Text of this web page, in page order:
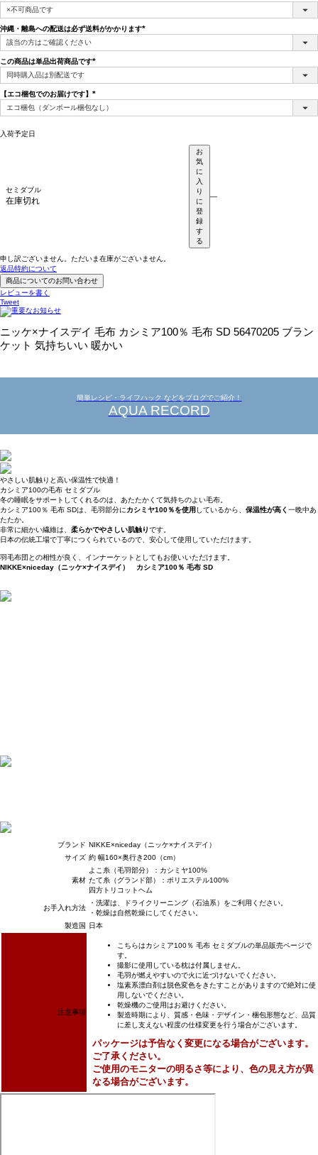
(必
須)
沖縄・離島への配送は必ず送料がかかります
この商品は単品出荷商品です
【エコ梱包でのお届けです】
(必
須)
入荷予定日
セミダブル
在庫切れ
お
気
に
入
り
に
登
録
す
る
—
申し訳ございません。ただいま在庫がございません。
返品特約について
商品についてのお問い合わせ
レビューを書く
Tweet
ニッケ×ナイスデイ 毛布 カシミア100％ 毛布 SD 56470205 ブラン
ケット 気持ちいい 暖かい
簡単レシピ・ライフハック などをブログでご紹介！
AQUA RECORD
やさしい肌触りと高い保温性で快適！
カシミア100の毛布 セミダブル
冬の睡眠をサポートしてくれるのは、あたたかくて気持ちのよい毛布。
カシミア100％ 毛布 SDは、毛羽部分にカシミヤ100％を使用 しているから、 保温性が高く 一晩中あ
たたか。
非常に細かい繊維は、 柔らかでやさしい肌触りです。
日本の伝統工場で丁寧につくられているので、安心して使用していただけます。
羽毛布団との相性が良く、インナーケットとしてもお使いいただけます。
NIKKE×niceday（ニッケ×ナイスデイ） カシミア100％ 毛布 SD
ブランド NIKKE×niceday（ニッケ×ナイスデイ）
サイズ 約 幅160×奥行き200（cm）
素材
よこ糸（毛羽部分）：カシミヤ100%
たて糸（グランド部）：ポリエステル100%
四方トリコットヘム
お手入れ方法
・洗濯は、ドライクリーニング（石油系）をご利用ください。
・乾燥は自然乾燥にしてください。
製造国
日本
注意事項
こちらはカシミア100％ 毛布 セミダブルの単品販売ページで
す。
撮影に使用している枕は付属しません。
毛羽が燃えやすいので火に近づけないでください。
塩素系漂白剤は脱色変色をきたすことがありますので絶対に使
用しないでください。
乾燥機のご使用はお避けください。
製造時期により、質感・色味・デザイン・梱包形態など、品質
に差し支えない程度の仕様変更を行う場合がございます。
パッケージは予告なく変更になる場合がございます。
ご了承ください。
ご使用のモニターの明るさ等により、色の見え方が異
なる場合がございます。